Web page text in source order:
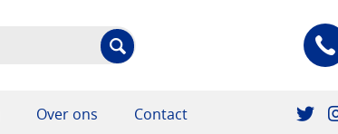
Over ons Contact